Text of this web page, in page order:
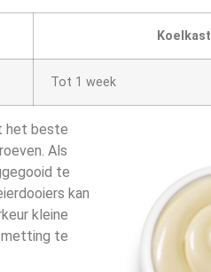
Koelkast
Tot 1 week
het beste
Als
te
kan
kleine
te